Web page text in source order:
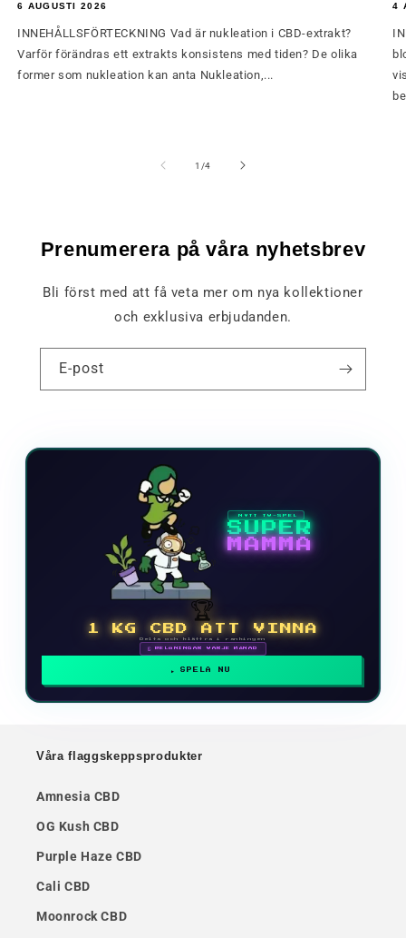
6 AUGUSTI 2026
INNEHÅLLSFÖRTECKNING Vad är nukleation i CBD-extrakt?
Varför förändras ett extrakts konsistens med tiden? De olika
former som nukleation kan anta Nukleation,...
4
1 /av
4
Prenumerera på våra nyhetsbrev
Bli först med att få veta mer om nya kollektioner
och exklusiva erbjudanden.
E-post
NYTT TV-SPEL
SUPER
MAMMA
🏆
1 KG CBD ATT VINNA
Delta och klättra i rankingen
🗓 BELÖNINGAR VARJE MÅNAD
SPELA NU
Våra flaggskeppsprodukter
Amnesia CBD
OG Kush CBD
Purple Haze CBD
Cali CBD
Moonrock CBD